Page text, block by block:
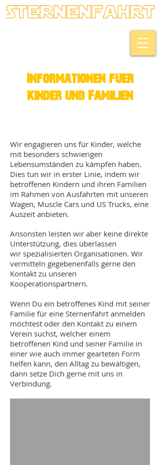
Informationen fuer
Kinder und Familien
Wir engagieren uns für Kinder, welche
mit besonders schwierigen
Lebensumständen zu kämpfen haben.
Dies tun wir in erster Linie, indem wir
betroffenen Kindern und ihren Familien
im Rahmen von Ausfahrten mit unseren
Wagen, Muscle Cars und US Trucks, eine
Auszeit anbieten.
Ansonsten leisten wir aber keine direkte
Unterstützung, dies überlassen
wir spezialisierten Organisationen. Wir
vermitteln gegebenenfalls gerne den
Kontakt zu unseren
Kooperationspartnern.
Wenn Du ein betroffenes Kind mit seiner
Familie für eine Sternenfahrt anmelden
möchtest oder den Kontakt zu einem
Verein suchst, welcher einem
betroffenen Kind und seiner Familie in
einer wie auch immer gearteten Form
helfen kann, den Alltag zu bewältigen,
dann setze Dich gerne mit uns in
Verbindung.